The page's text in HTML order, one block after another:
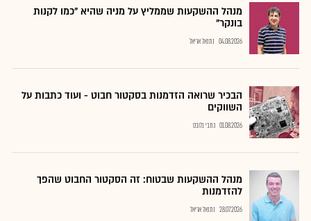
מנהל ההשקעות שממליץ על מניה שהיא "כמו לקנות
בונקר"
04.08.2026 נתנאל אריאל
הבכיר שרואה הזדמנות בסקטור חבוט - ועוד כתבות על
השווקים
01.08.2026 כתבי גלובס
מנהל ההשקעות שבטוח: זה הסקטור החבוט שהפך
להזדמנות
28.07.2026 נתנאל אריאל